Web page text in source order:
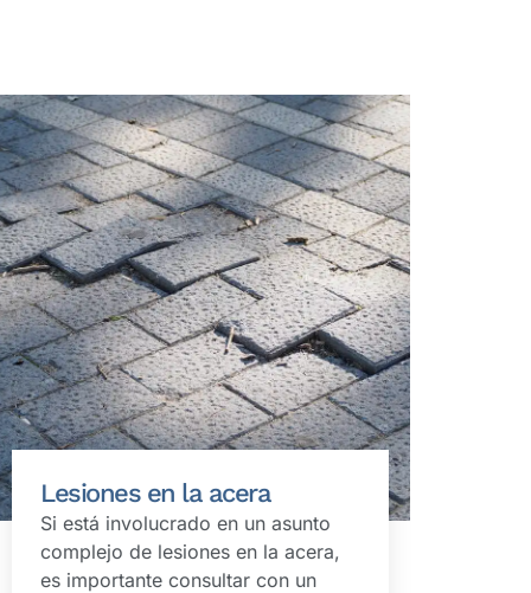
Lesiones en la acera
Si está involucrado en un asunto
complejo de lesiones en la acera,
es importante consultar con un